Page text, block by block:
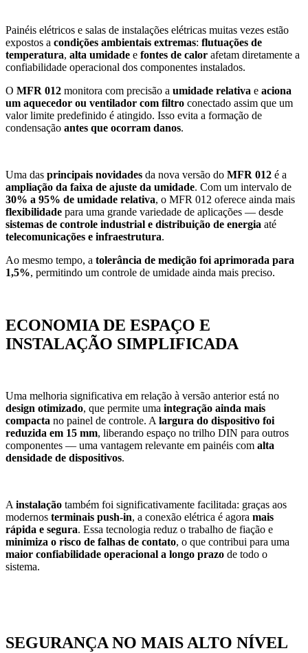
Painéis elétricos e salas de instalações elétricas muitas vezes estão
expostos a condições ambientais extremas: flutuações de
temperatura, alta umidade e fontes de calor afetam diretamente a
confiabilidade operacional dos componentes instalados.
O MFR 012 monitora com precisão a umidade relativa e aciona
um aquecedor ou ventilador com filtro conectado assim que um
valor limite predefinido é atingido. Isso evita a formação de
condensação antes que ocorram danos.
Uma das principais novidades da nova versão do MFR 012 é a
ampliação da faixa de ajuste da umidade. Com um intervalo de
30% a 95% de umidade relativa, o MFR 012 oferece ainda mais
flexibilidade para uma grande variedade de aplicações — desde
sistemas de controle industrial e distribuição de energia até
telecomunicações e infraestrutura.
Ao mesmo tempo, a tolerância de medição foi aprimorada para
1,5%, permitindo um controle de umidade ainda mais preciso.
ECONOMIA DE ESPAÇO E
INSTALAÇÃO SIMPLIFICADA
Uma melhoria significativa em relação à versão anterior está no
design otimizado, que permite uma integração ainda mais
compacta no painel de controle. Alargura do dispositivo foi
reduzida em 15 mm, liberando espaço no trilho DIN para outros
componentes — uma vantagem relevante em painéis com alta
densidade de dispositivos.
Ainstalação também foi significativamente facilitada: graças aos
modernos terminais push-in, a conexão elétrica é agora mais
rápida e segura. Essa tecnologia reduz o trabalho de fiação e
minimiza o risco de falhas de contato, o que contribui para uma
maior confiabilidade operacional a longo prazo de todo o
sistema.
SEGURANÇA NO MAIS ALTO NÍVEL